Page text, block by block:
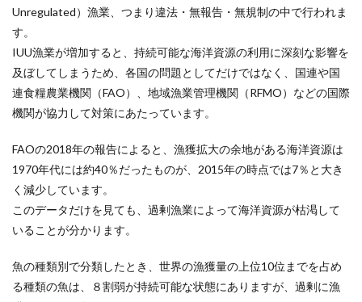
Unregulated）漁業、つまり違法・無報告・無規制の中で行われま
す。
IUU漁業が増加すると、持続可能な海洋資源の利用に深刻な影響を
及ぼしてしまうため、各国の問題としてだけではなく、国連や国
連食糧農業機関（FAO）、地域漁業管理機関（RFMO）などの国際
機関が協力して対策にあたっています。
FAOの2018年の報告によると、漁獲拡大の余地がある海洋資源は
1970年代には約40％だったものが、2015年の時点では7％と大き
く減少しています。
このデータだけを見ても、過剰漁業によって海洋資源が枯渇して
いることが分かります。
魚の種類別で分類したとき、世界の漁獲量の上位10位までを占め
る種類の魚は、８割弱が持続可能な状態にありますが、過剰に漁